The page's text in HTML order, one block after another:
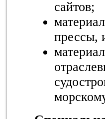
сайтов;
прессы,